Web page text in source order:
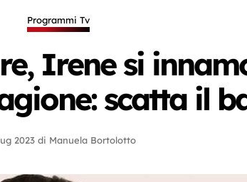
Programmi Tv
Irene si
scatta il
2023 di Manuela Bortolotto